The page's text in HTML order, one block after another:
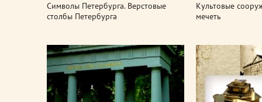
Символы Петербурга. Верстовые
столбы Петербурга
Культовые
мечеть